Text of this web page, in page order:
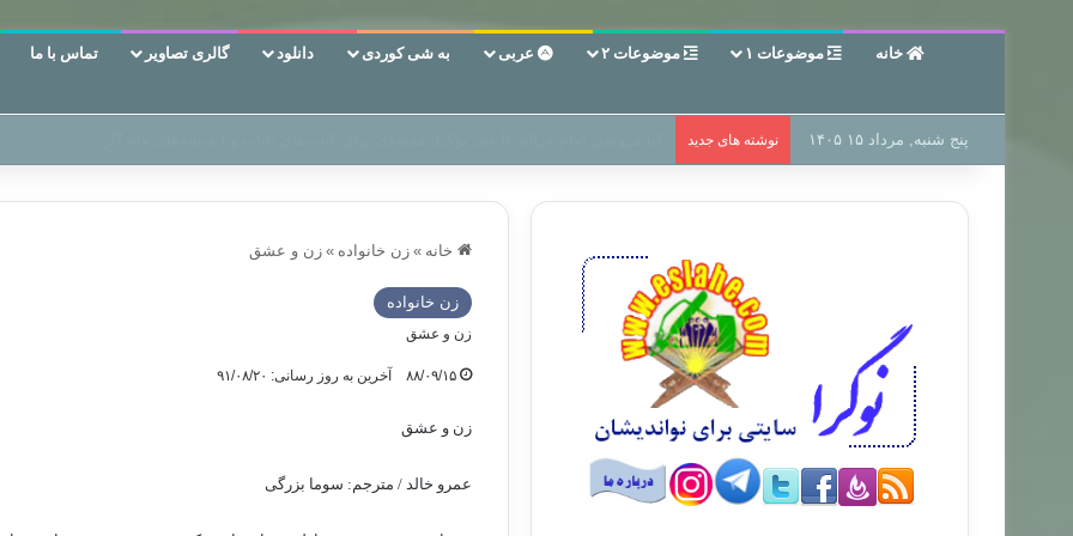
خانه موضوعات ۱ موضوعات ۲ عربی به شی کوردی دانلود گالری تصاویر تماس با ما
پنج شنبه, مرداد ۱۵ ۱۴۰۵ نوشته های جدید
خانه » زن خانواده » زن و عشق
زن خانواده
زن و عشق
۸۸/۰۹/۱۵ آخرین به روز رسانی: ۹۱/۰۸/۲۰
زن و عشق
عمرو خالد / مترجم: سوما بزرگی